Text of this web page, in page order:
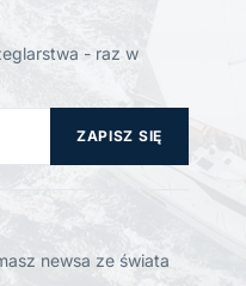
- raz w
ZAPISZ SIĘ
newsa ze świata